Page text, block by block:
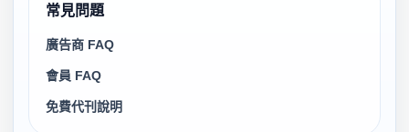
常見問題
廣告商 FAQ
會員 FAQ
免費代刊說明